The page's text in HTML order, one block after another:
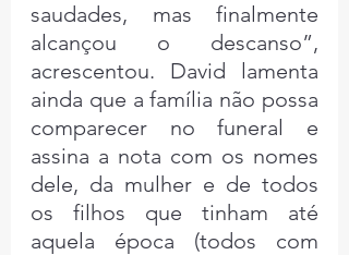
saudades, mas finalmente
alcançou o descanso”,
acrescentou. David lamenta
ainda que a família não possa
comparecer no funeral e
assina a nota com os nomes
dele, da mulher e de todos
os filhos que tinham até
aquela época (todos com